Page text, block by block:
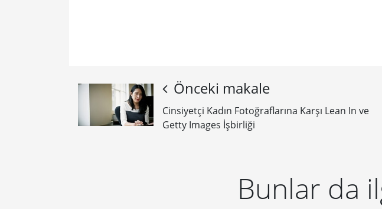
Önceki makale
Cinsiyetçi Kadın Fotoğraflarına Karşı Lean In ve
Getty Images İşbirliği
Bunlar da